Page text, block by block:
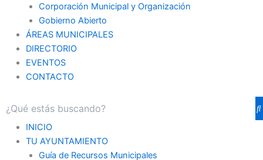
Corporación Municipal y Organización
Gobierno Abierto
ÁREAS MUNICIPALES
DIRECTORIO
EVENTOS
CONTACTO
INICIO
TU AYUNTAMIENTO
Guía de Recursos Municipales